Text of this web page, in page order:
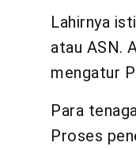
Lahirnya
atau ASN.
mengatur
Para
Proses